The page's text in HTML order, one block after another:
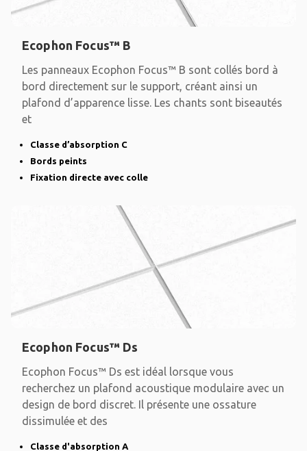
Ecophon Focus™ B
Les panneaux Ecophon Focus™ B sont collés bord à
bord directement sur le support, créant ainsi un
plafond d’apparence lisse. Les chants sont biseautés
et
Classe d’absorption C
Bords peints
Fixation directe avec colle
Ecophon Focus™ Ds
Ecophon Focus™ Ds est idéal lorsque vous
recherchez un plafond acoustique modulaire avec un
design de bord discret. Il présente une ossature
dissimulée et des
Classe d'absorption A